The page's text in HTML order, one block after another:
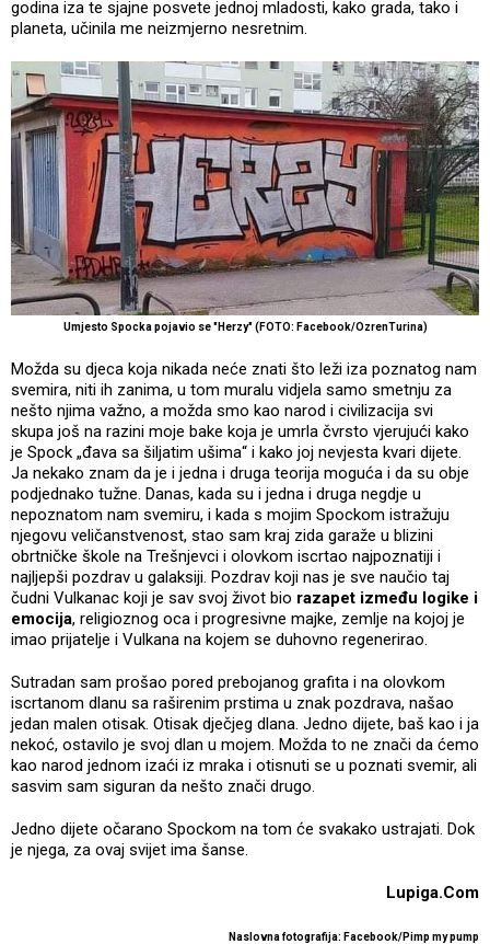
godina iza te sjajne posvete jednoj mladosti, kako grada, tako i
planeta, učinila me neizmjerno nesretnim.
Umjesto Spocka pojavio se "Herzy" (FOTO: Facebook/OzrenTurina)
Možda su djeca koja nikada neće znati što leži iza poznatog nam
svemira, niti ih zanima, u tom muralu vidjela samo smetnju za
nešto njima važno, a možda smo kao narod i civilizacija svi
skupa još na razini moje bake koja je umrla čvrsto vjerujući kako
je Spock „đava sa šiljatim ušima“ i kako joj nevjesta kvari dijete.
Ja nekako znam da je i jedna i druga teorija moguća i da su obje
podjednako tužne. Danas, kada su i jedna i druga negdje u
nepoznatom nam svemiru, i kada s mojim Spockom istražuju
njegovu veličanstvenost, stao sam kraj zida garaže u blizini
obrtničke škole na Trešnjevci i olovkom iscrtao najpoznatiji i
najljepši pozdrav u galaksiji. Pozdrav koji nas je sve naučio taj
čudni Vulkanac koji je sav svoj život bio razapet između logike i
emocija, religioznog oca i progresivne majke, zemlje na kojoj je
imao prijatelje i Vulkana na kojem se duhovno regenerirao.
Sutradan sam prošao pored prebojanog grafita i na olovkom
iscrtanom dlanu sa raširenim prstima u znak pozdrava, našao
jedan malen otisak. Otisak dječjeg dlana. Jedno dijete, baš kao i ja
nekoć, ostavilo je svoj dlan u mojem. Možda to ne znači da ćemo
kao narod jednom izaći iz mraka i otisnuti se u poznati svemir, ali
sasvim sam siguran da nešto znači drugo.
Jedno dijete očarano Spockom na tom će svakako ustrajati. Dok
je njega, za ovaj svijet ima šanse.
Lupiga.Com
Naslovna fotografija: Facebook/Pimp my pump